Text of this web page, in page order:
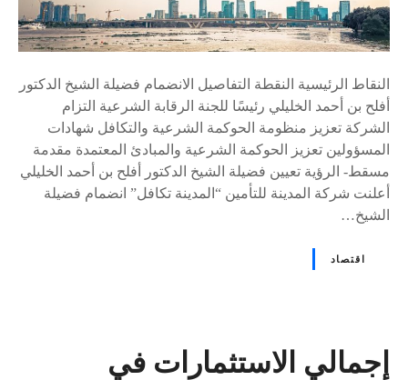
النقاط الرئيسية النقطة التفاصيل الانضمام فضيلة الشيخ الدكتور
أفلح بن أحمد الخليلي رئيسًا للجنة الرقابة الشرعية التزام
الشركة تعزيز منظومة الحوكمة الشرعية والتكافل شهادات
المسؤولين تعزيز الحوكمة الشرعية والمبادئ المعتمدة مقدمة
مسقط- الرؤية تعيين فضيلة الشيخ الدكتور أفلح بن أحمد الخليلي
أعلنت شركة المدينة للتأمين “المدينة تكافل” انضمام فضيلة
الشيخ…
اقتصاد
إجمالي الاستثمارات في